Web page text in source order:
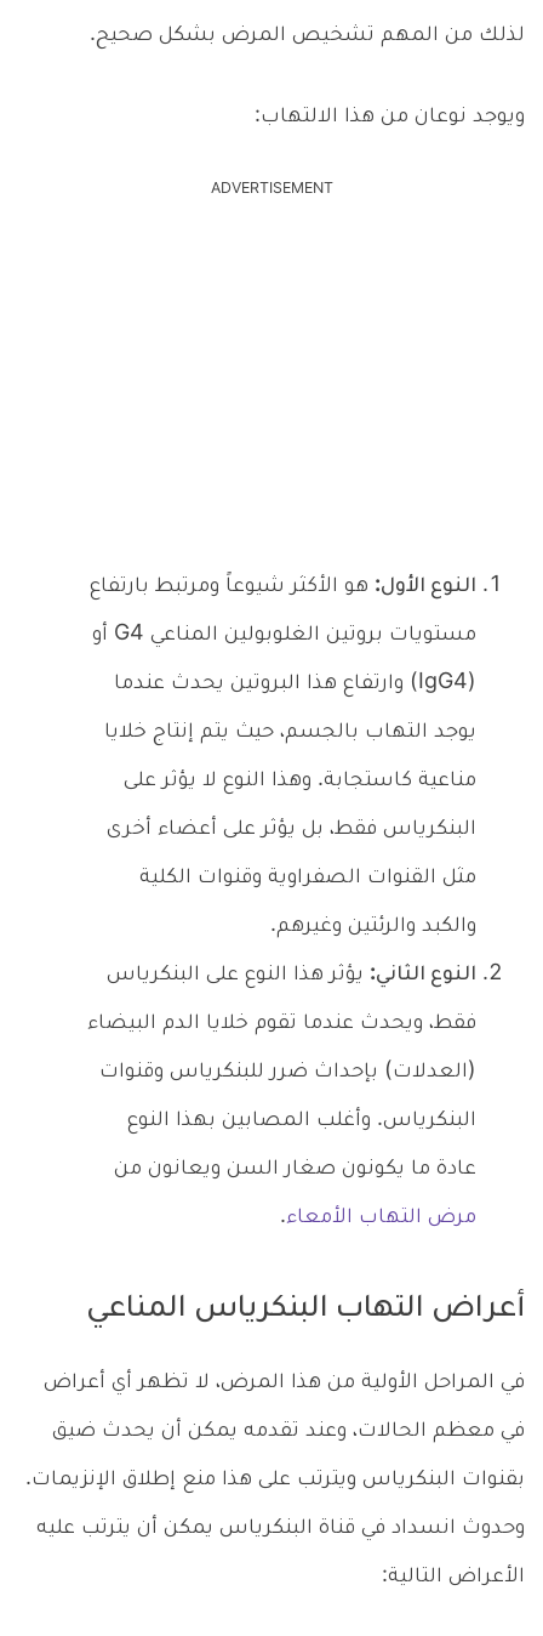
لذلك من المهم تشخيص المرض بشكل صحيح.
ويوجد نوعان من هذا الالتهاب:
ADVERTISEMENT
النوع الأول: هو الأكثر شيوعاً ومرتبط بارتفاع
مستويات بروتين الغلوبولين المناعي G4 أو
(IgG4) وارتفاع هذا البروتين يحدث عندما
يوجد التهاب بالجسم، حيث يتم إنتاج خلايا
مناعية كاستجابة. وهذا النوع لا يؤثر على
البنكرياس فقط، بل يؤثر على أعضاء أخرى
مثل القنوات الصفراوية وقنوات الكلية
والكبد والرئتين وغيرهم.
النوع الثاني: يؤثر هذا النوع على البنكرياس
فقط، ويحدث عندما تقوم خلايا الدم البيضاء
(العدلات) بإحداث ضرر للبنكرياس وقنوات
البنكرياس. وأغلب المصابين بهذا النوع
عادة ما يكونون صغار السن ويعانون من
مرض التهاب الأمعاء.
أعراض التهاب البنكرياس المناعي
في المراحل الأولية من هذا المرض، لا تظهر أي أعراض
في معظم الحالات، وعند تقدمه يمكن أن يحدث ضيق
بقنوات البنكرياس ويترتب على هذا منع إطلاق الإنزيمات.
وحدوث انسداد في قناة البنكرياس يمكن أن يترتب عليه
الأعراض التالية: